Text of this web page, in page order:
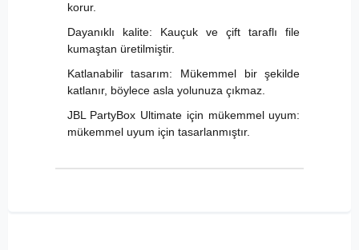
korur.
Dayanıklı kalite: Kauçuk ve çift taraflı file
kumaştan üretilmiştir.
Katlanabilir tasarım: Mükemmel bir şekilde
katlanır, böylece asla yolunuza çıkmaz.
JBL PartyBox Ultimate için mükemmel uyum:
mükemmel uyum için tasarlanmıştır.